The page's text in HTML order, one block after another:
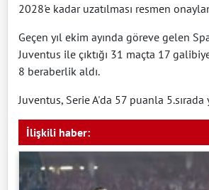
2028'e kadar uzatılması resmen
Geçen yıl ekim ayında göreve gelen
Juventus ile çıktığı 31 maçta 17
8 beraberlik aldı.
Juventus, Serie A'da 57 puanla 5.sırada
İlişkili haber: